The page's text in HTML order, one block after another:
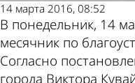
14 марта 2016, 08:52
В понедельник, 14
месячник по
Согласно
города Виктора